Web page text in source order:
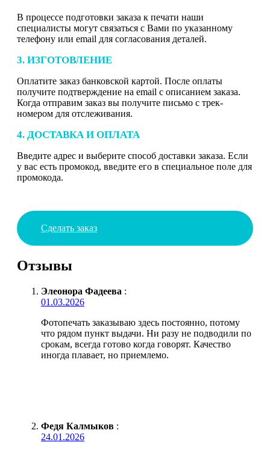
В процессе подготовки заказа к печати наши
специалисты могут связаться с Вами по указанному
телефону или email для согласования деталей.
3. ИЗГОТОВЛЕНИЕ
Оплатите заказ банковской картой. После оплаты
получите подтверждение на email с описанием заказа.
Когда отправим заказ вы получите письмо с трек-
номером для отслеживания.
4. ДОСТАВКА И ОПЛАТА
Введите адрес и выберите способ доставки заказа. Если
у вас есть промокод, введите его в специальное поле для
промокода.
Сделать заказ
Отзывы
Элеонора Фадеева :
01.03.2026
Фотопечать заказываю здесь постоянно, потому
что рядом пункт выдачи. Ни разу не подводили по
срокам, всегда готово когда говорят. Качество
иногда плавает, но приемлемо.
Федя Калмыков :
24.01.2026